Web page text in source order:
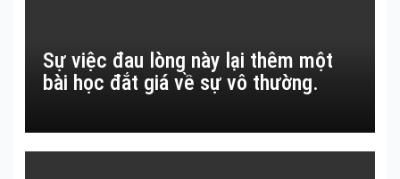
Sự việc đau lòng này lại thêm một
bài học đắt giá về sự vô thường.